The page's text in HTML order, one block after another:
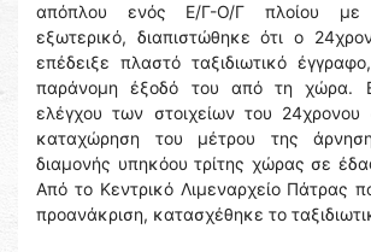
απόπλου ενός Ε/Γ-Ο/Γ πλοίου με
εξωτερικό, διαπιστώθηκε ότι ο
επέδειξε πλαστό ταξιδιωτικό
παράνομη έξοδό του από τη χώρα.
ελέγχου των στοιχείων του 24χρονου
καταχώρηση του μέτρου της
διαμονής υπηκόου τρίτης χώρας σε
Από το Κεντρικό Λιμεναρχείο Πάτρας
προανάκριση, κατασχέθηκε το